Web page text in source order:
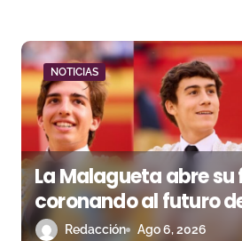
d
a
s
NOTICIAS
La Malagueta abre su
coronando al futuro
andaluz
Redacción Ago 6, 2026